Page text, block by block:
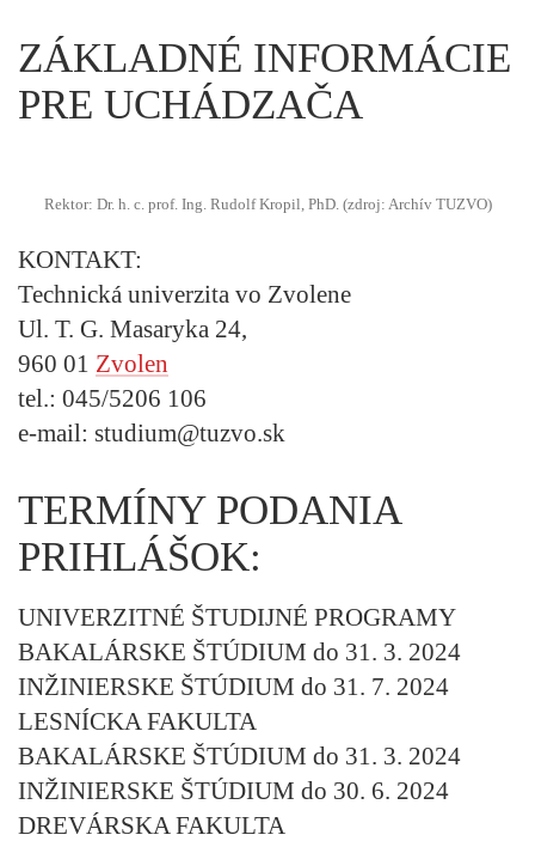
ZÁKLADNÉ INFORMÁCIE
PRE UCHÁDZAČA
Rektor: Dr. h. c. prof. Ing. Rudolf Kropil, PhD. (zdroj: Archív TUZVO)
KONTAKT:
Technická univerzita vo Zvolene
Ul. T. G. Masaryka 24,
960 01 Zvolen
tel.: 045/5206 106
e-mail: studium@tuzvo.sk
TERMÍNY PODANIA
PRIHLÁŠOK:
UNIVERZITNÉ ŠTUDIJNÉ PROGRAMY
BAKALÁRSKE ŠTÚDIUM do 31. 3. 2024
INŽINIERSKE ŠTÚDIUM do 31. 7. 2024
LESNÍCKA FAKULTA
BAKALÁRSKE ŠTÚDIUM do 31. 3. 2024
INŽINIERSKE ŠTÚDIUM do 30. 6. 2024
DREVÁRSKA FAKULTA